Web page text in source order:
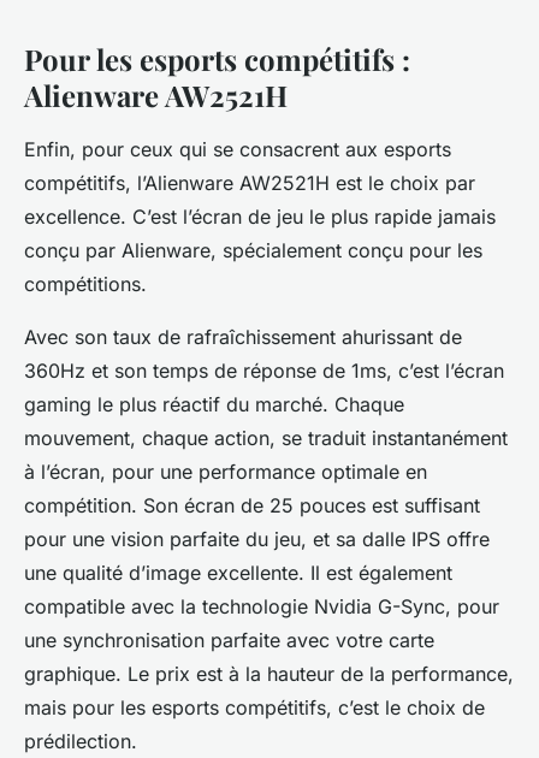
Pour les esports compétitifs :
Alienware AW2521H
Enfin, pour ceux qui se consacrent aux esports
compétitifs, l’Alienware AW2521H est le choix par
excellence. C’est l’écran de jeu le plus rapide jamais
conçu par Alienware, spécialement conçu pour les
compétitions.
Avec son taux de rafraîchissement ahurissant de
360Hz et son temps de réponse de 1ms, c’est l’écran
gaming le plus réactif du marché. Chaque
mouvement, chaque action, se traduit instantanément
à l’écran, pour une performance optimale en
compétition. Son écran de 25 pouces est suffisant
pour une vision parfaite du jeu, et sa dalle IPS offre
une qualité d’image excellente. Il est également
compatible avec la technologie Nvidia G-Sync, pour
une synchronisation parfaite avec votre carte
graphique. Le prix est à la hauteur de la performance,
mais pour les esports compétitifs, c’est le choix de
prédilection.